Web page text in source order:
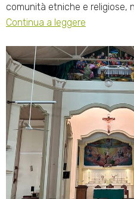
comunità etniche e religiose,
Continua a leggere